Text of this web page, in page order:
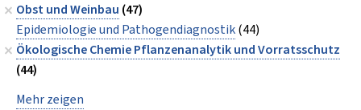
Obst und Weinbau (47)
Epidemiologie und Pathogendiagnostik(44)
Ökologische Chemie Pflanzenanalytik und Vorratsschutz
(44)
Mehr zeigen